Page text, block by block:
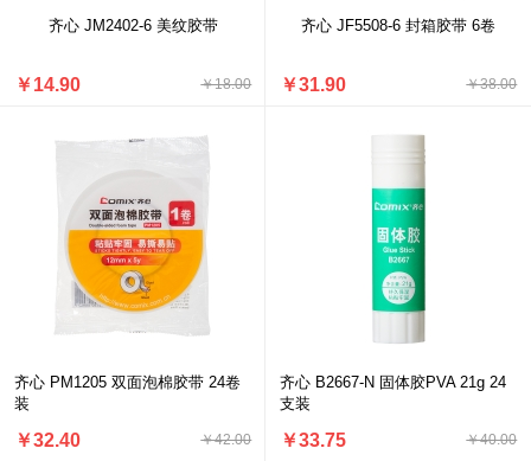
齐心 JM2402-6 美纹胶带
￥18.00
￥14.90
齐心 JF5508-6 封箱胶带 6卷
￥38.00
￥31.90
齐心 PM1205 双面泡棉胶带 24卷
装
￥42.00
￥32.40
齐心 B2667-N 固体胶PVA 21g 24
支装
￥40.00
￥33.75